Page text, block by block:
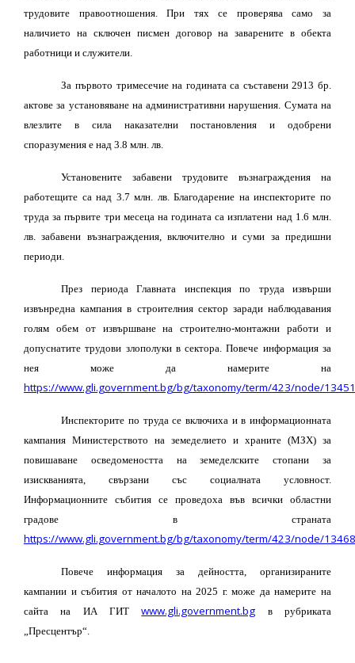
трудовите правоотношения. При тях се проверява само за
наличието на сключен писмен договор на заварените в обекта
работници и служители.
За първото тримесечие на годината са съставени 2913 бр.
актове за установяване на административни нарушения. Сумата на
влезлите в сила наказателни постановления и одобрени
споразумения е над 3.8 млн. лв.
Установените забавени трудовите възнаграждения на
работещите са над 3.7 млн. лв. Благодарение на инспекторите по
труда за първите три месеца на годината са изплатени над 1.6 млн.
лв. забавени възнаграждения, включително и суми за предишни
периоди.
През периода Главната инспекция по труда извърши
извънредна кампания в строителния сектор заради наблюдавания
голям обем от извършване на строително-монтажни работи и
допуснатите трудови злополуки в сектора. Повече информация за
нея може да намерите на
https://www.gli.government.bg/bg/taxonomy/term/423/node/13451
Инспекторите по труда се включиха ивинформационната
кампания Министерството на земеделието и храните (МЗХ) за
повишаване осведомеността на земеделските стопани за
изискванията, свързани със социалната условност.
Информационните събития се проведоха във всички областни
градове в страната
https://www.gli.government.bg/bg/taxonomy/term/423/node/13468
Повече информация за дейността, организираните
кампании и събития от началото на 2025 г. може да намерите на
сайта на ИА ГИТwww.gli.government.bg
в рубриката
„Пресцентър“.